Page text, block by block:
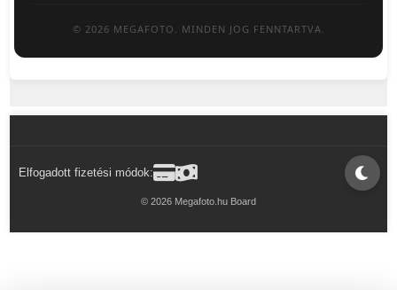
© 2026 MEGAFOTO. MINDEN JOG FENNTARTVA.
Elfogadott fizetési módok:
© 2026 Megafoto.hu Board